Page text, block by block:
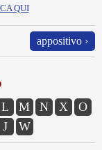
QUI
appositivo ›
L M N X
O
J W